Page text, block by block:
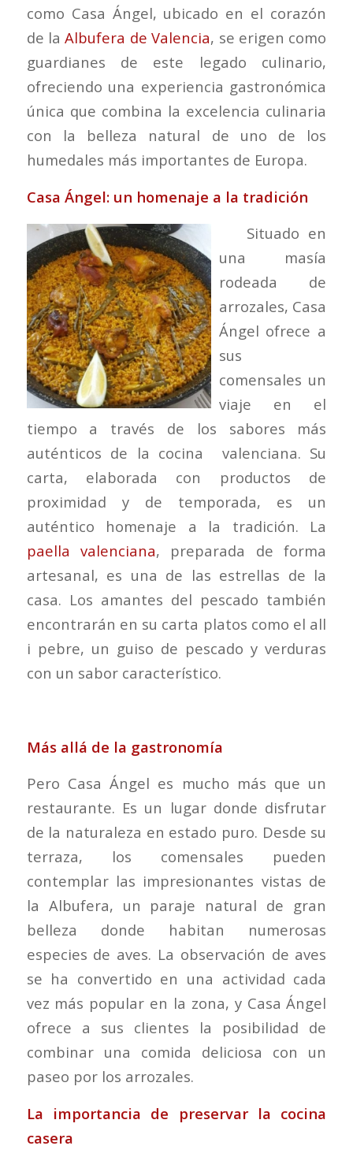
como Casa Ángel, ubicado en el corazón
de laAlbufera de Valencia, se erigen como
guardianes de este legado culinario,
ofreciendo una experiencia gastronómica
única que combina la excelencia culinaria
con la belleza natural de uno de los
humedales más importantes de Europa.
Casa Ángel: un homenaje a la tradición
Situado en
una masía
rodeada de
arrozales, Casa
Ángel ofrece a
sus
comensales un
viaje en el
tiempo a través de los sabores más
auténticos de la cocina valenciana. Su
carta, elaborada con productos de
proximidad y de temporada, es un
auténtico homenaje a la tradición. La
paella valenciana, preparada de forma
artesanal, es una de las estrellas de la
casa. Los amantes del pescado también
encontrarán en su carta platos como el all
i pebre, un guiso de pescado y verduras
con un sabor característico.
Más allá de la gastronomía
Pero Casa Ángel es mucho más que un
restaurante. Es un lugar donde disfrutar
de la naturaleza en estado puro. Desde su
terraza, los comensales pueden
contemplar las impresionantes vistas de
la Albufera, un paraje natural de gran
belleza donde habitan numerosas
especies de aves. La observación de aves
se ha convertido en una actividad cada
vez más popular en la zona, y Casa Ángel
ofrece a sus clientes la posibilidad de
combinar una comida deliciosa con un
paseo por los arrozales.
La importancia de preservar la cocina
casera